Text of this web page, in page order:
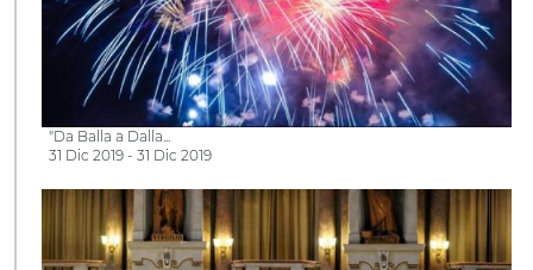
"Da Balla a Dalla...
31 Dic 2019 - 31 Dic 2019